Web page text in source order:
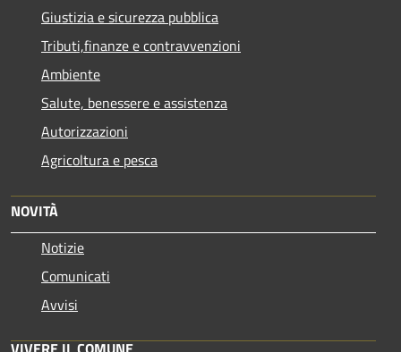
Giustizia e sicurezza pubblica
Tributi,finanze e contravvenzioni
Ambiente
Salute, benessere e assistenza
Autorizzazioni
Agricoltura e pesca
NOVITÀ
Notizie
Comunicati
Avvisi